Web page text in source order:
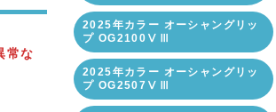
常な
2025年カラー オーシャングリッ
プ OG2100ⅤⅢ
2025年カラー オーシャングリッ
プ OG2507ⅤⅢ